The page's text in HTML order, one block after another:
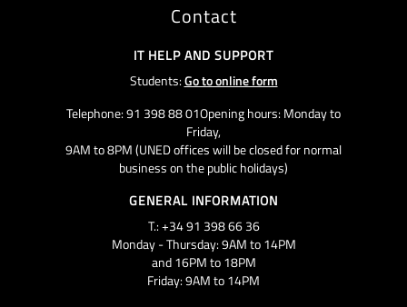
Contact
IT HELP AND SUPPORT
Students:Go to online form
Telephone: 91 398 88 01Opening hours: Monday to
Friday,
9AM to 8PM (UNED offices will be closed for normal
business on the public holidays)
GENERAL INFORMATION
T.: +34 91 398 66 36
Monday - Thursday: 9AM to 14PM
and 16PM to 18PM
Friday: 9AM to 14PM